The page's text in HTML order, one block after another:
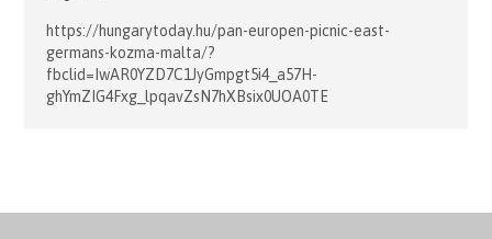
https://hungarytoday.hu/pan-europen-picnic-east-
germans-kozma-malta/?
fbclid=IwAR0YZD7C1JyGmpgt5i4_a57H-
ghYmZIG4Fxg_lpqavZsN7hXBsix0UOA0TE